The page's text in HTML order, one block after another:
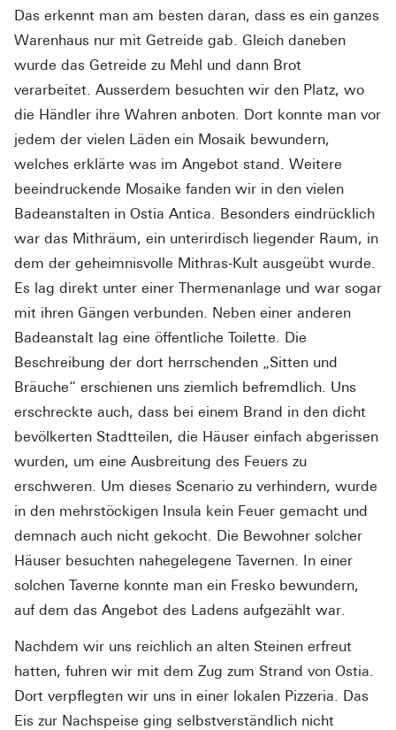
Das erkennt man am besten daran, dass es ein ganzes
Warenhaus nur mit Getreide gab. Gleich daneben
wurde das Getreide zu Mehl und dann Brot
verarbeitet. Ausserdem besuchten wir den Platz, wo
die Händler ihre Wahren anboten. Dort konnte man vor
jedem der vielen Läden ein Mosaik bewundern,
welches erklärte was im Angebot stand. Weitere
beeindruckende Mosaike fanden wir in den vielen
Badeanstalten in Ostia Antica. Besonders eindrücklich
war das Mithräum, ein unterirdisch liegender Raum, in
dem der geheimnisvolle Mithras-Kult ausgeübt wurde.
Es lag direkt unter einer Thermenanlage und war sogar
mit ihren Gängen verbunden. Neben einer anderen
Badeanstalt lag eine öffentliche Toilette. Die
Beschreibung der dort herrschenden „Sitten und
Bräuche“ erschienen uns ziemlich befremdlich. Uns
erschreckte auch, dass bei einem Brand in den dicht
bevölkerten Stadtteilen, die Häuser einfach abgerissen
wurden, um eine Ausbreitung des Feuers zu
erschweren. Um dieses Scenario zu verhindern, wurde
in den mehrstöckigen Insula kein Feuer gemacht und
demnach auch nicht gekocht. Die Bewohner solcher
Häuser besuchten nahegelegene Tavernen. In einer
solchen Taverne konnte man ein Fresko bewundern,
auf dem das Angebot des Ladens aufgezählt war.
Nachdem wir uns reichlich an alten Steinen erfreut
hatten, fuhren wir mit dem Zug zum Strand von Ostia.
Dort verpflegten wir uns in einer lokalen Pizzeria. Das
Eis zur Nachspeise ging selbstverständlich nicht